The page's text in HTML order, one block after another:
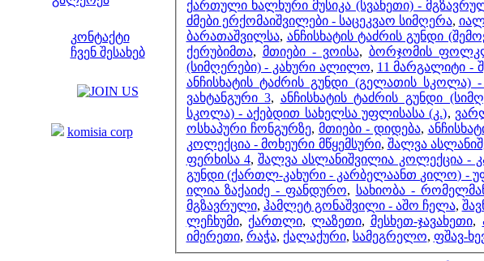
კონტაქტი
ჩვენ შესახებ
komisia corp
ქართული ხალხური მუსიკა (სვანეთი) -
ძმები ერქომაიშვილები - საცეკვაო სიმღერა,
ბარათაშვილსა, ანჩისხატის ტაძრის გუნდი
ქერუბიმთა, მთიები - ვოისა, ბორჯომის
(სიმღერები) - კახური ალილო, 11 მარგალიტი -
ანჩისხატის ტაძრის გუნდი (გელათის
ვახტანგური 3, ანჩისხატის ტაძრის გუნდი
სკოლა) - აქებდით სახელსა უფლისასა (კ.),
ოსხაპური ჩონგურზე, მთიები - დიდება,
კოლექცია - მოხეური მწყემსური, შალვა
ფერხისა 4, შალვა ასლანიშვილია კოლექცია -
გუნდი (ქართლ-კახური - კარბელაანთ კილო) -
ილია ზაქაიძე - ფანდურო, სახიობა -
მგზავრული, ჰამლეტ გონაშვილი - აშო ჩელა,
ლეჩხუმი, ქართლი, ლაზეთი, მესხეთ-ჯავახეთი,
იმერეთი, რაჭა, ქალაქური, სამეგრელო, ფშავ-